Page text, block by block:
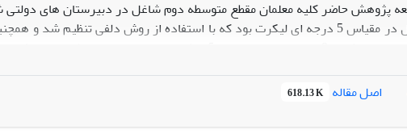
پژوهش حاضر کلیه معلمان مقطع متوسطه دوم شاغل در دبیرستان های
شامل 53 سوال در مقیاس 5 درجه ای لیکرت بود که با استفاده از روش دلفی
که نتایج مربوط به مدل نشان داد که همه مسیرهای منتهی به الگوی شایستگی
عامل های هشت گانه ی سنجش الگوی شایستگی معلم، ارزش ها، دانش ها،
اصل مقاله 618.13 K